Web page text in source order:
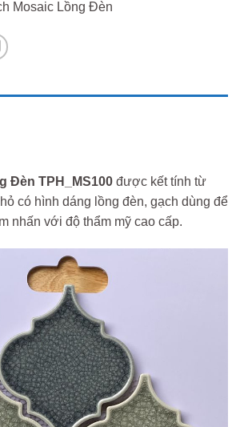
Mosaic Lồng Đèn
Đèn TPH_MS100 được kết tính từ
có hình dáng lồng đèn, gạch dùng để
nhấn với độ thẩm mỹ cao cấp.